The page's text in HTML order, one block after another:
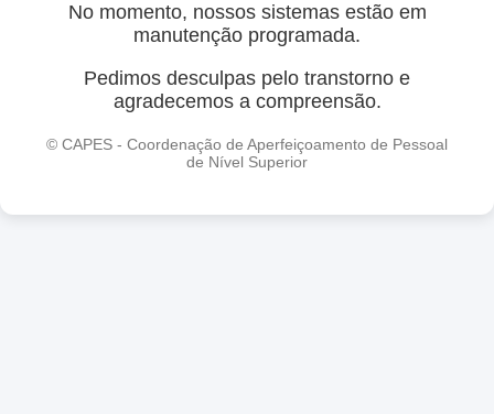
No momento, nossos sistemas estão em
manutenção programada.
Pedimos desculpas pelo transtorno e
agradecemos a compreensão.
© CAPES - Coordenação de Aperfeiçoamento de Pessoal
de Nível Superior